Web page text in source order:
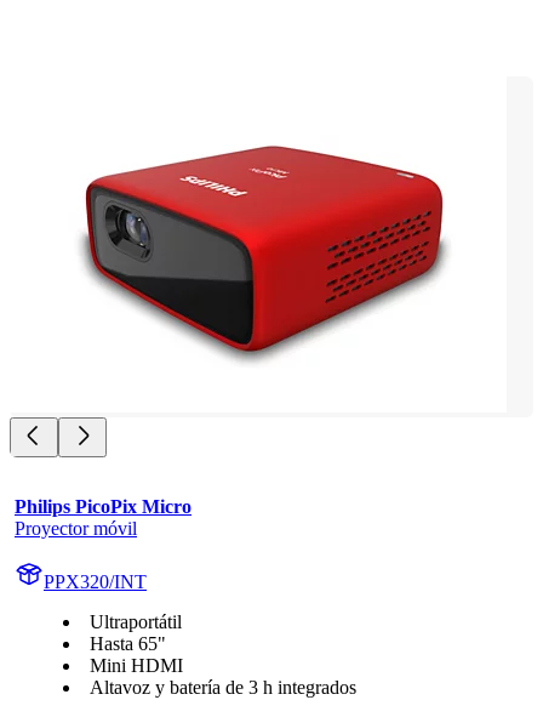
Philips PicoPix Micro
Proyector móvil
PPX320/INT
Ultraportátil
Hasta 65"
Mini HDMI
Altavoz y batería de 3 h integrados